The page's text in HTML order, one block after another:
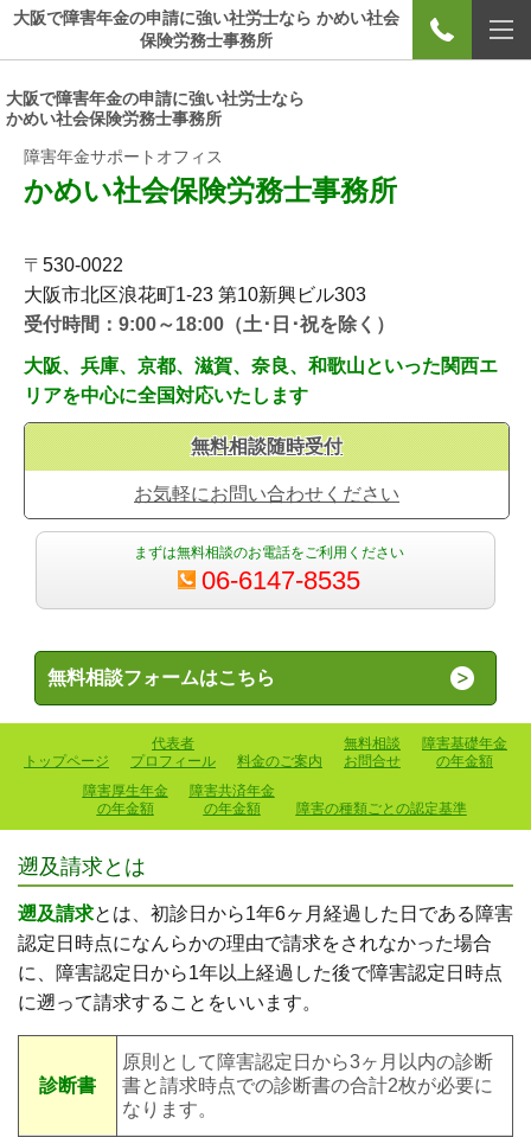
大阪で障害年金の申請に強い社労士なら かめい社会
保険労務士事務所
大阪で障害年金の申請に強い社労士なら
かめい社会保険労務士事務所
障害年金サポートオフィス
かめい社会保険労務士事務所
〒 530-0022
大阪市北区浪花町1-23 第10新興ビル303
受付時間：9:00～18:00（土･日･祝を除く）
大阪、兵庫、京都、滋賀、奈良、和歌山といった関西エ
リアを中心に全国対応いたします
無料相談随時受付
お気軽にお問い合わせください
まずは無料相談のお電話をご利用ください
06-6147-8535
無料相談フォームはこちら
トップページ
代表者
プロフィール
料金のご案内
無料相談
お問合せ
障害基礎年金
の年金額
障害厚生年金
の年金額
障害共済年金
の年金額
障害の種類ごとの認定基準
遡及請求とは
遡及請求とは、初診日から1年6ヶ月経過した日である障害
認定日時点になんらかの理由で請求をされなかった場合
に、障害認定日から1年以上経過した後で障害認定日時点
に遡って請求することをいいます。
診断書
原則として障害認定日から3ヶ月以内の診断
書と請求時点での診断書の合計2枚が必要に
なります。